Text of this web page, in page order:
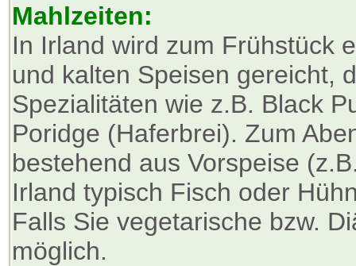
Mahlzeiten:
In Irland wird zum Frühstück
und kalten Speisen gereicht,
Spezialitäten wie z.B. Black
Poridge (Haferbrei). Zum
bestehend aus Vorspeise
Irland typisch Fisch oder
Falls Sie vegetarische bzw.
möglich.